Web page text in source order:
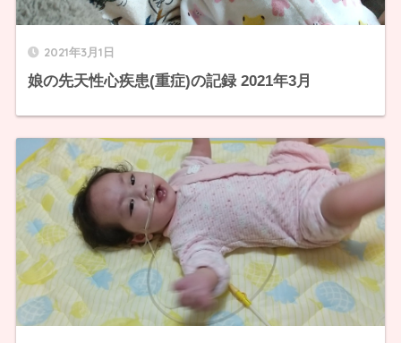
2021年3月1日
娘の先天性心疾患(重症)の記録 2021年3月